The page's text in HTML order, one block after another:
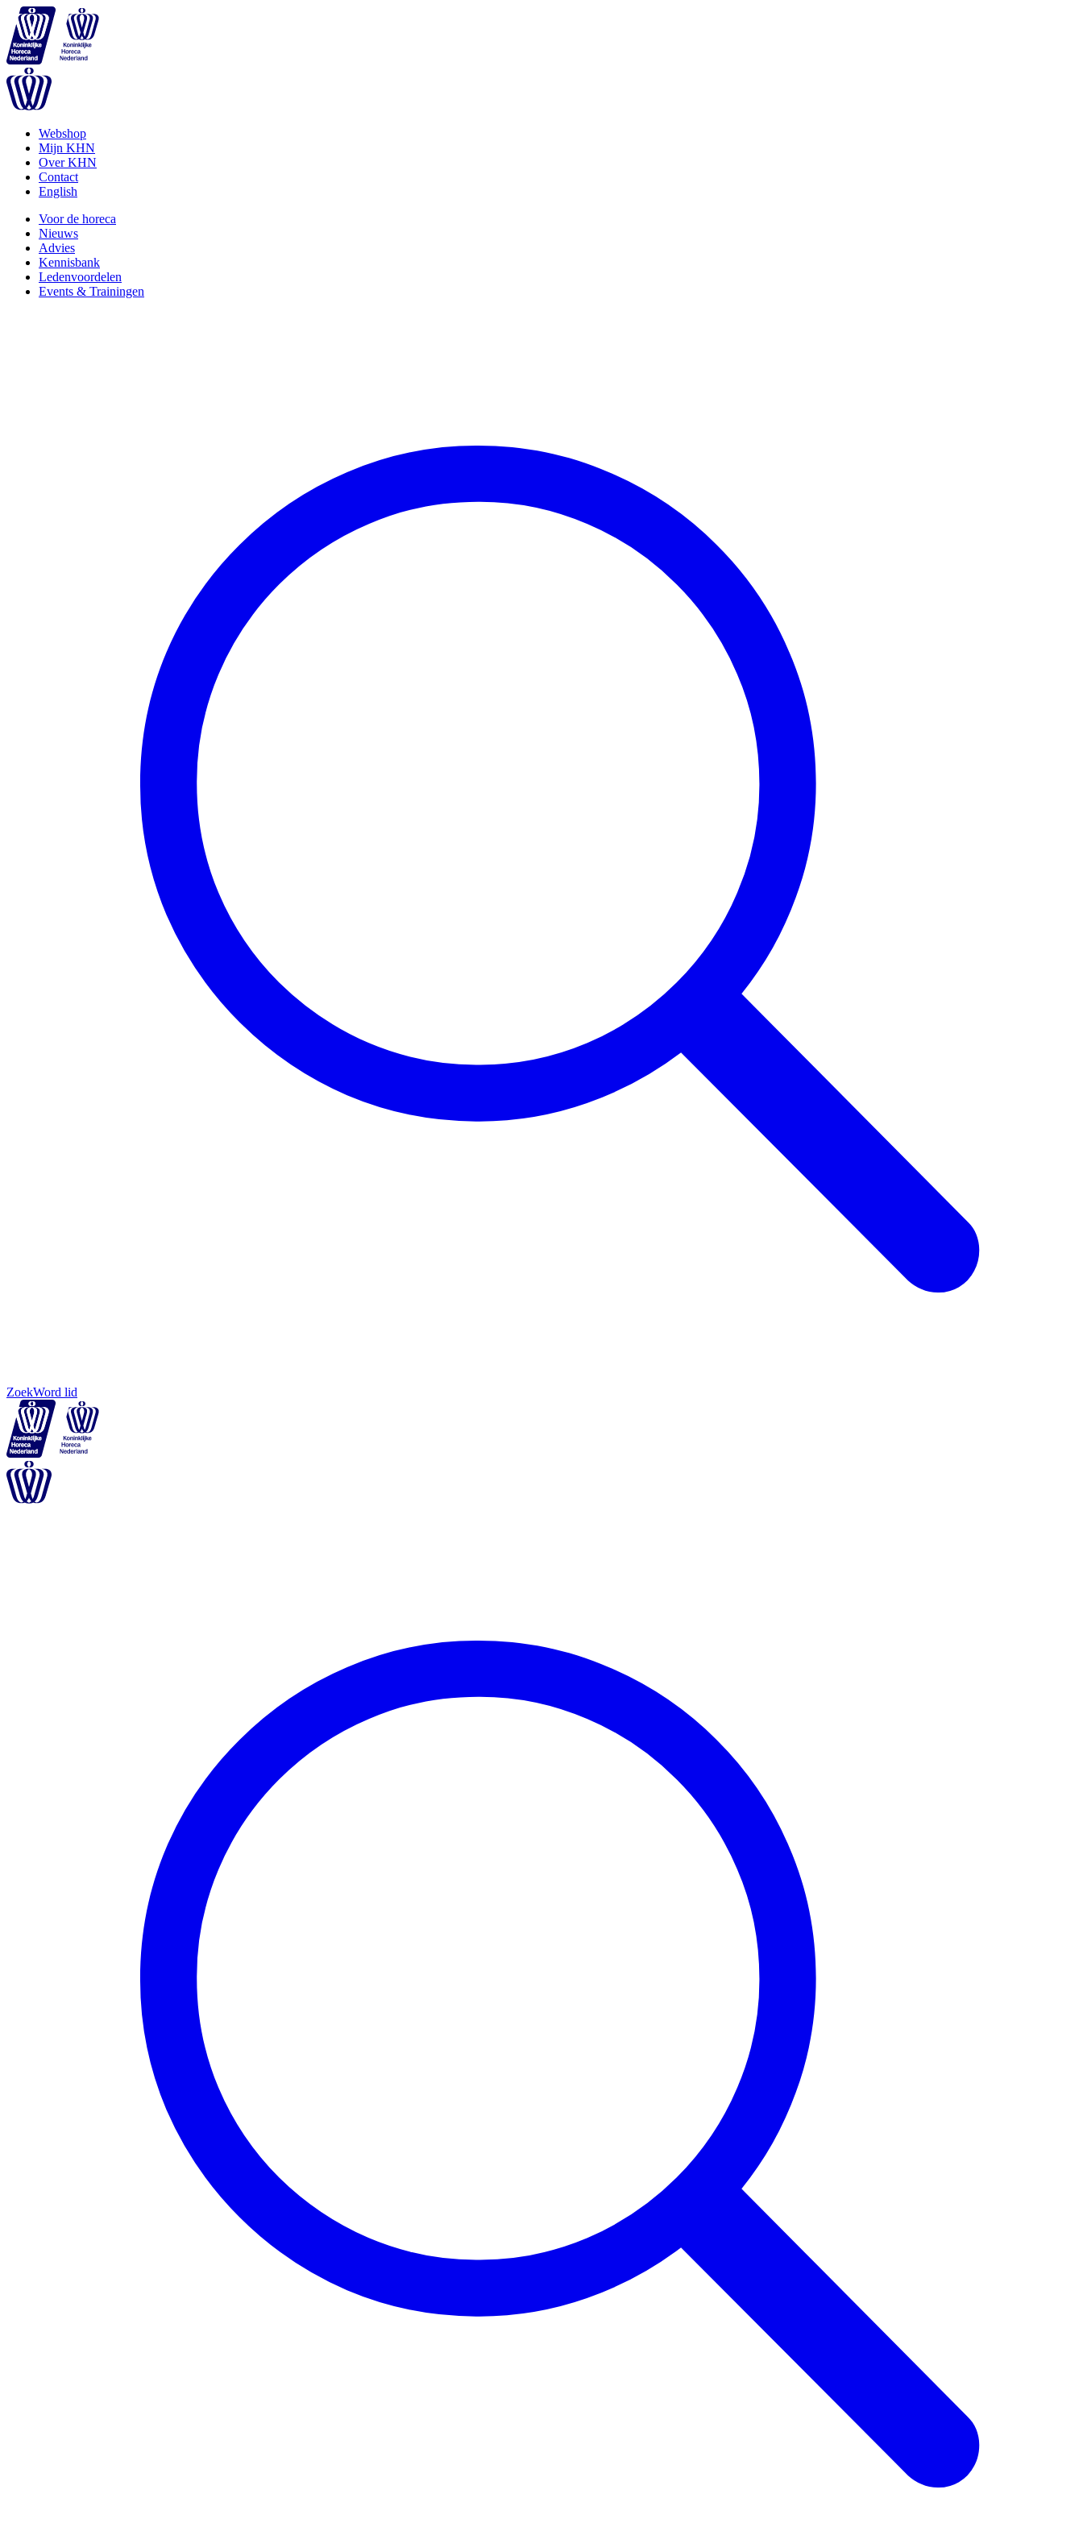
Webshop
Mijn KHN
Over KHN
Contact
English
Voor de horeca
Nieuws
Advies
Kennisbank
Ledenvoordelen
Events & Trainingen
ZoekWord lid